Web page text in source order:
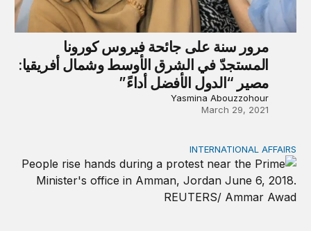
مرور سنة على جائحة فيروس كورونا
المستجدّ في الشرق الأوسط وشمال أفريقيا:
مصير “الدول الأفضل أداءً”
Yasmina Abouzzohour
March 29, 2021
بقاء الأنظمة الملكية العربية، بعد 10 سنوات على الربيع العربي
INTERNATIONAL AFFAIRS